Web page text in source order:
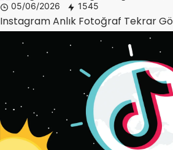
05/06/2026 1545
Instagram Anlık Fotoğraf Tekrar